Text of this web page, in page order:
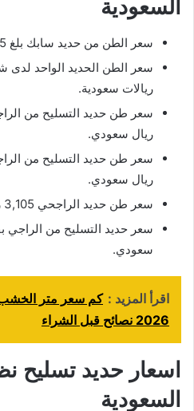
السعودية
سعر الطن من حديد سابك بلغ 3,105 ريال سعودي.
ريالات سعودية.
ريال سعودي.
ريال سعودي.
سعر طن حديد الراجحي 3,105 ريال سعودي.
سعودي.
اقرأ المزيد : كم سعر متر الخشب
2026 نصائح قبل الشراء
اسعار حديد تسليح
السعودية